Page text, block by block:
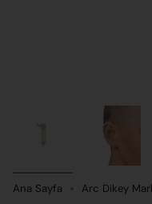
Ana Sayfa Arc Dikey